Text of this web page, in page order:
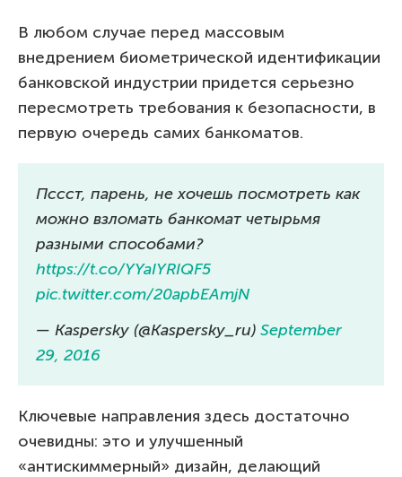
В любом случае перед массовым
внедрением биометрической идентификации
банковской индустрии придется серьезно
пересмотреть требования к безопасности, в
первую очередь самих банкоматов.
Пссст, парень, не хочешь посмотреть как
можно взломать банкомат четырьмя
разными способами?
https://t.co/YYaIYRIQF5
pic.twitter.com/20apbEAmjN
— Kaspersky (@Kaspersky_ru) September
29, 2016
Ключевые направления здесь достаточно
очевидны: это и улучшенный
«антискиммерный» дизайн, делающий